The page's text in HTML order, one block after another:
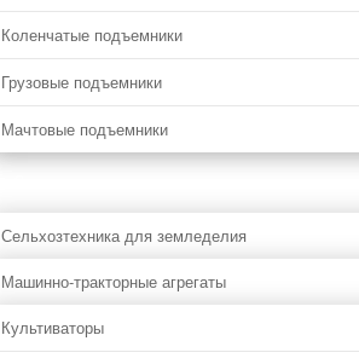
Коленчатые подъемники
Грузовые подъемники
Мачтовые подъемники
Сельхозтехника для земледелия
Машинно-тракторные агрегаты
Культиваторы